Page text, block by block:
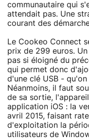
communautaire qui
attendait pas. Une
courant des
Le Cookeo Connect
prix de 299 euros.
pas si éloigné du
qui permet donc
d'une clé USB -
Néanmoins, il faut
de sa sortie,
application iOS : la
avril 2015, faisant
d'exploitation la
utilisateurs de